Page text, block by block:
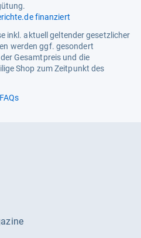
12.0
Manuell
3.54x2.8x1.26 Inches
Yy851-Kzhiqi
No Plug
finanziert
inkl. aktuell geltender gesetzlicher
werden ggf. gesondert
Gesamtpreis und die
Shop zum Zeitpunkt des